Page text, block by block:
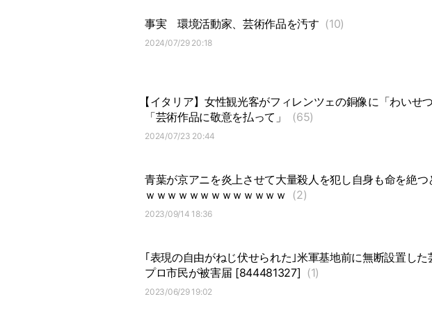
事実 環境活動家、芸術作品を汚す (10)
2024/07/29 20:18
【イタリア】女性観光客がフィレンツェの銅像に「わいせ
「芸術作品に敬意を払って」
(65)
2024/07/23 20:44
青葉が京アニを炎上させて大量殺人を犯し自身も命を絶
ｗｗｗｗｗｗｗｗｗｗｗｗｗ (2)
2023/09/14 18:36
｢表現の自由がねじ伏せられた｣米軍基地前に無断設置し
プロ市民が被害届 [844481327] (1)
2023/06/29 19:02